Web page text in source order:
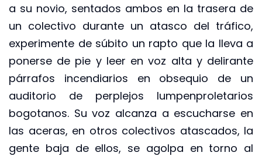
a su novio, sentados ambos en la trasera de
un colectivo durante un atasco del tráfico,
experimente de súbito un rapto que la lleva a
ponerse de pie y leer en voz alta y delirante
párrafos incendiarios en obsequio de un
auditorio de perplejos lumpenproletarios
bogotanos. Su voz alcanza a escucharse en
las aceras, en otros colectivos atascados, la
gente baja de ellos, se agolpa en torno al